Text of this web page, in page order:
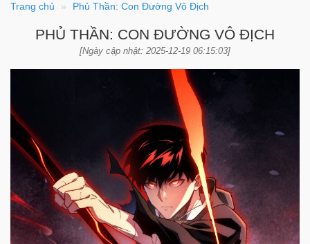
Trang chủ Phủ Thần: Con Đường Vô Địch
PHỦ THẦN: CON ĐƯỜNG VÔ ĐỊCH
[Ngày cập nhật: 2025-12-19 06:15:03]